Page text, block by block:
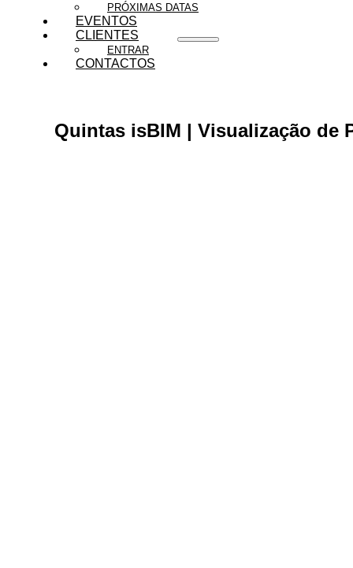
PRÓXIMAS DATAS
EVENTOS
CLIENTES
ENTRAR
CONTACTOS
Quintas isBIM | Visualização de